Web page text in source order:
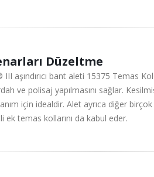
Düzeltme
aşındırıcı bant aleti 15375 Temas
ve polisaj yapılmasını sağlar.
için idealdir. Alet ayrıca diğer
ek temas kollarını da kabul eder.